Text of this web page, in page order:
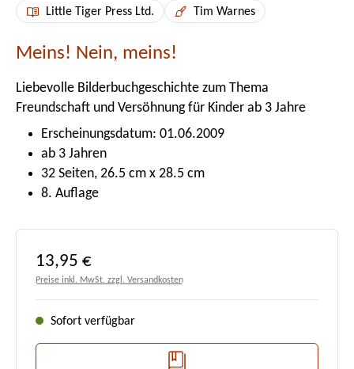
Little Tiger Press Ltd. Tim Warnes
Meins! Nein, meins!
Liebevolle Bilderbuchgeschichte zum Thema
Freundschaft und Versöhnung für Kinder ab 3 Jahre
Erscheinungsdatum: 01.06.2009
ab 3 Jahren
32 Seiten, 26.5 cm x 28.5 cm
8. Auflage
Regulärer Preis:
13,95 €
Preise inkl. MwSt. zzgl. Versandkosten
Sofort verfügbar